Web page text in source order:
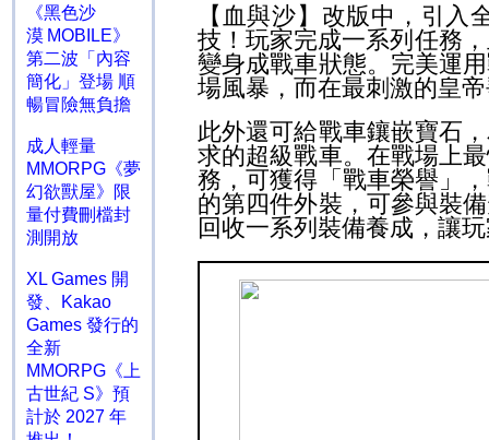
《黑色沙
漠 MOBILE》
第二波「內容
簡化」登場 順
暢冒險無負擔
成人輕量
MMORPG《夢
幻欲獸屋》限
量付費刪檔封
測開放
XL Games 開
發、Kakao
Games 發行的
全新
MMORPG《上
古世紀 S》預
計於 2027 年
【血與沙】改版中，引
技！玩家完成一系列任務
變身成戰車狀態。完美運
場風暴，而在最刺激的皇
此外還可給戰車鑲嵌寶石
求的超級戰車。在戰場上
務，可獲得「戰車榮譽」
的第四件外裝，可參與裝
回收一系列裝備養成，讓